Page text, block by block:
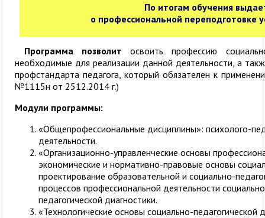
По итогам обучения
о профессиональной переподготовке
Программа позволит освоить профессию
необходимые для реализации данной деятельности, а
профстандарта педагога, который обязателен к
№1115н от 2512.2014 г.)
Модули программы:
«Общепрофессиональные дисциплины»: психолого-
деятельности.
«Организационно-управленческие основы
экономические и нормативно-правовые основы
проектирование образовательной и социально-
процессов профессиональной деятельности
педагогической диагностики.
«Технологические основы социально-педагогической